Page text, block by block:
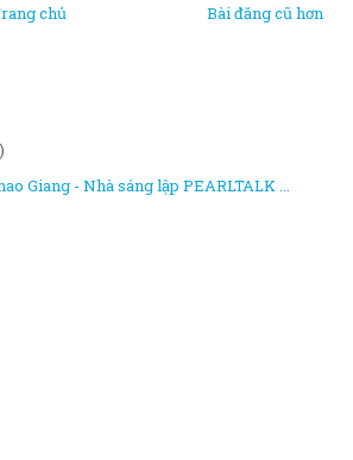
Bài đăng cũ hơn
chủ
Giang - Nhà sáng lập PEARLTALK ...